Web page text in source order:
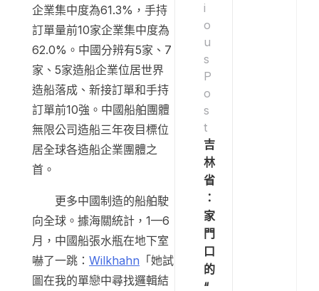
企業集中度為61.3%，手持
訂單量前10家企業集中度為
62.0%。中國分辨有5家、7
家、5家造船企業位居世界
造船落成、新接訂單和手持
訂單前10強。中國船舶團體
無限公司造船三年夜目標位
居全球各造船企業團體之
首。
更多中國制造的船舶駛
向全球。據海關統計，1—6
月，中國船張水瓶在地下室
嚇了一跳： Wilkhahn 「她試
圖在我的單戀中尋找邏輯結
i
o
u
s
P
o
s
t
吉
林
省
：
家
門
口
的
“